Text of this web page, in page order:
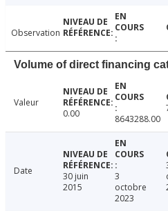
Observation
Volume of direct financing
Valeur
0.00
8643288.00
Date
30 juin
2015
3
octobre
2023